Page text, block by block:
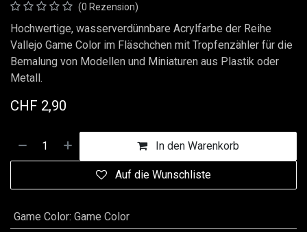
(0 Rezension)
Hochwertige, wasserverdünnbare Acrylfarbe der Reihe
Vallejo Game Color im Fläschchen mit Tropfenzähler für die
Bemalung von Modellen und Miniaturen aus Plastik oder
Metall.
CHF 2,90
In den Warenkorb
Auf die Wunschliste
Game Color: Game Color